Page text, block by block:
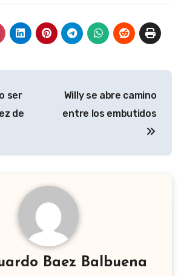
ser
de
Willy se abre camino
entre los embutidos
Baez Balbuena